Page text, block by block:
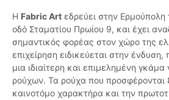
Η Fabric Art εδρεύει στην Ερμούπολη
οδό Σταματίου Πρωίου 9, και έχει
σημαντικός φορέας στον χώρο της
επιχείρηση ειδικεύεται στην ένδυση,
μια ιδιαίτερη και επιμελημένη γκάμα
ρούχων. Τα ρούχα που προσφέρονται
καινοτόμο χαρακτήρα και την